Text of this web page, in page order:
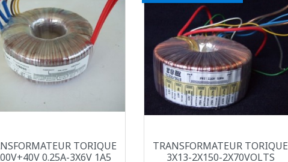
Aperçu rapideTORIQUE
0.25A-3X6V 1A5
Aperçu rapide
TRANSFORMATEUR TORIQUE
3X13-2X150-2X70VOLTS